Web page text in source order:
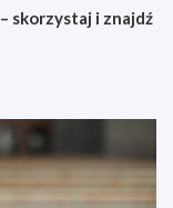
skorzystaj i znajdź